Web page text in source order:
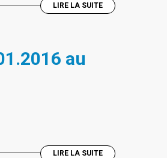
LIRE LA SUITE
au
LIRE LA SUITE